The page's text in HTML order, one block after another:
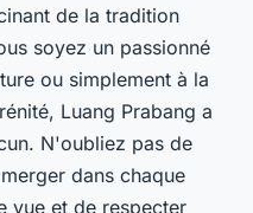
de la tradition
soyez un passionné
ou simplement à la
Luang Prabang a
N'oubliez pas de
dans chaque
vue et de respecter